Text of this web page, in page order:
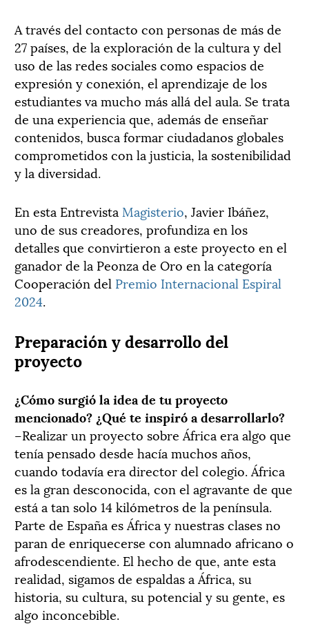
A través del contacto con personas de más de
27 países, de la exploración de la cultura y del
uso de las redes sociales como espacios de
expresión y conexión, el aprendizaje de los
estudiantes va mucho más allá del aula. Se trata
de una experiencia que, además de enseñar
contenidos, busca formar ciudadanos globales
comprometidos con la justicia, la sostenibilidad
y la diversidad.
En esta Entrevista Magisterio, Javier Ibáñez,
uno de sus creadores, profundiza en los
detalles que convirtieron a este proyecto en el
ganador de la Peonza de Oro en la categoría
Cooperación del Premio Internacional Espiral
2024.
Preparación y desarrollo del
proyecto
¿Cómo surgió la idea de tu proyecto
mencionado? ¿Qué te inspiró a desarrollarlo?
–Realizar un proyecto sobre África era algo que
tenía pensado desde hacía muchos años,
cuando todavía era director del colegio. África
es la gran desconocida, con el agravante de que
está a tan solo 14 kilómetros de la península.
Parte de España es África y nuestras clases no
paran de enriquecerse con alumnado africano o
afrodescendiente. El hecho de que, ante esta
realidad, sigamos de espaldas a África, su
historia, su cultura, su potencial y su gente, es
algo inconcebible.